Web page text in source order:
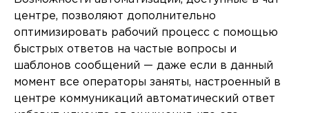
центре, позволяют дополнительно
оптимизировать рабочий процесс с помощью
быстрых ответов на частые вопросы и
шаблонов сообщений — даже если в данный
момент все операторы заняты, настроенный в
центре коммуникаций автоматический ответ